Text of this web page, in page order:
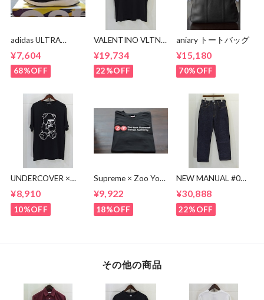
adidas ULTRA
¥7,604
68%OFF
VALENTINO VLTN
¥19,734
22%OFF
aniary トートバッグ
¥15,180
70%OFF
UNDERCOVER ×
KAWAMURA BEAR
TEE
¥8,910
10%OFF
Supreme × Zoo York
¥9,922
18%OFF
NEW MANUAL #017
JEANS / OW
¥30,888
22%OFF
その他の商品